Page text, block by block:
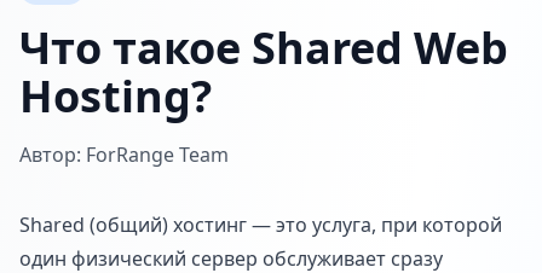
Что такое Shared Web
Hosting?
Автор: ForRange Team
Shared (общий) хостинг — это услуга, при которой
один физический сервер обслуживает сразу